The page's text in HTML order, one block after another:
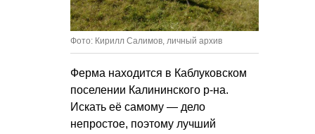
Фото: Кирилл Салимов, личный архив
Ферма находится в Каблуковском
поселении Калининского р-на.
Искать её самому — дело
непростое, поэтому лучший